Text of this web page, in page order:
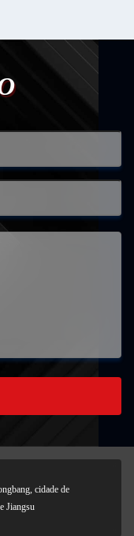
cidade de
Jiangsu